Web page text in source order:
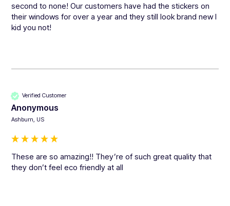
second to none! Our customers have had the stickers on
their windows for over a year and they still look brand new I
kid you not!
Verified Customer
Anonymous
Ashburn, US
These are so amazing!! They’re of such great quality that
they don’t feel eco friendly at all